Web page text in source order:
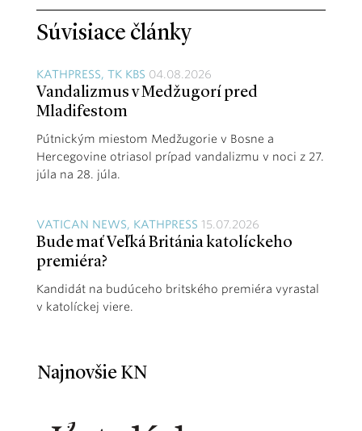
Súvisiace články
KATHPRESS, TK KBS 04.08.2026
Vandalizmus v Medžugorí pred
Mladifestom
Pútnickým miestom Medžugorie v Bosne a
Hercegovine otriasol prípad vandalizmu v noci z 27.
júla na 28. júla.
VATICAN NEWS, KATHPRESS 15.07.2026
Bude mať Veľká Británia katolíckeho
premiéra?
Kandidát na budúceho britského premiéra vyrastal
v katolíckej viere.
Najnovšie KN